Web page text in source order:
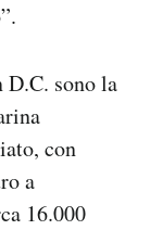
sono la
con
a
16.000